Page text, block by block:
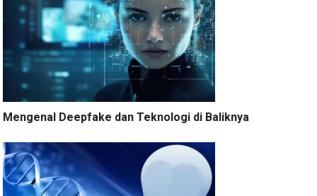
Mengenal Deepfake dan Teknologi di Baliknya